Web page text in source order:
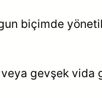
biçimde
gevşek vida